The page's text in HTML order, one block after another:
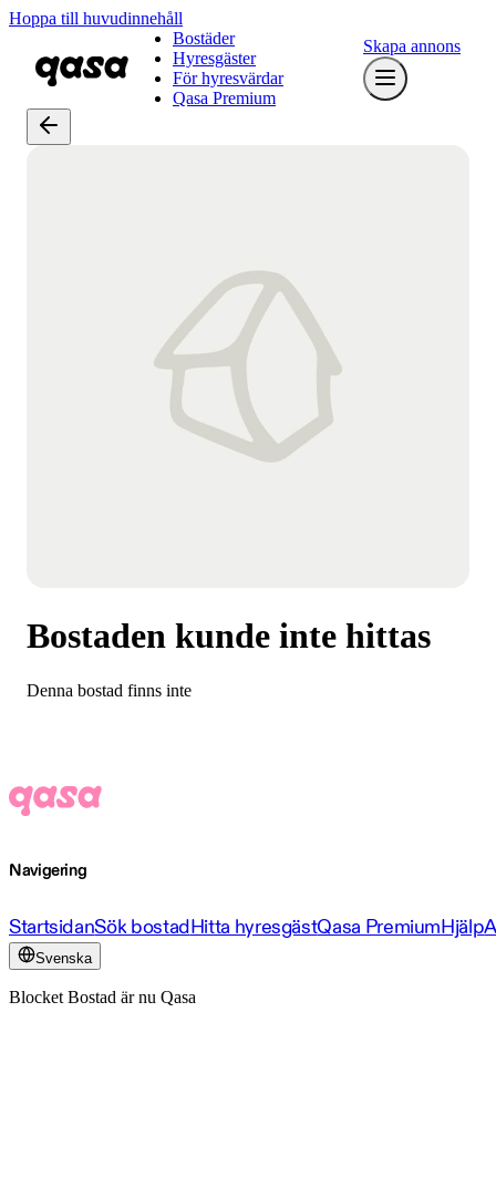
Hoppa till huvudinnehåll
Bostäder
Hyresgäster
För hyresvärdar
Qasa Premium
Skapa annons
Bostaden kunde inte hittas
Denna bostad finns inte
Navigering
StartsidanSök bostadHitta hyresgästQasa PremiumHjälp
Svenska
Blocket Bostad är nu Qasa